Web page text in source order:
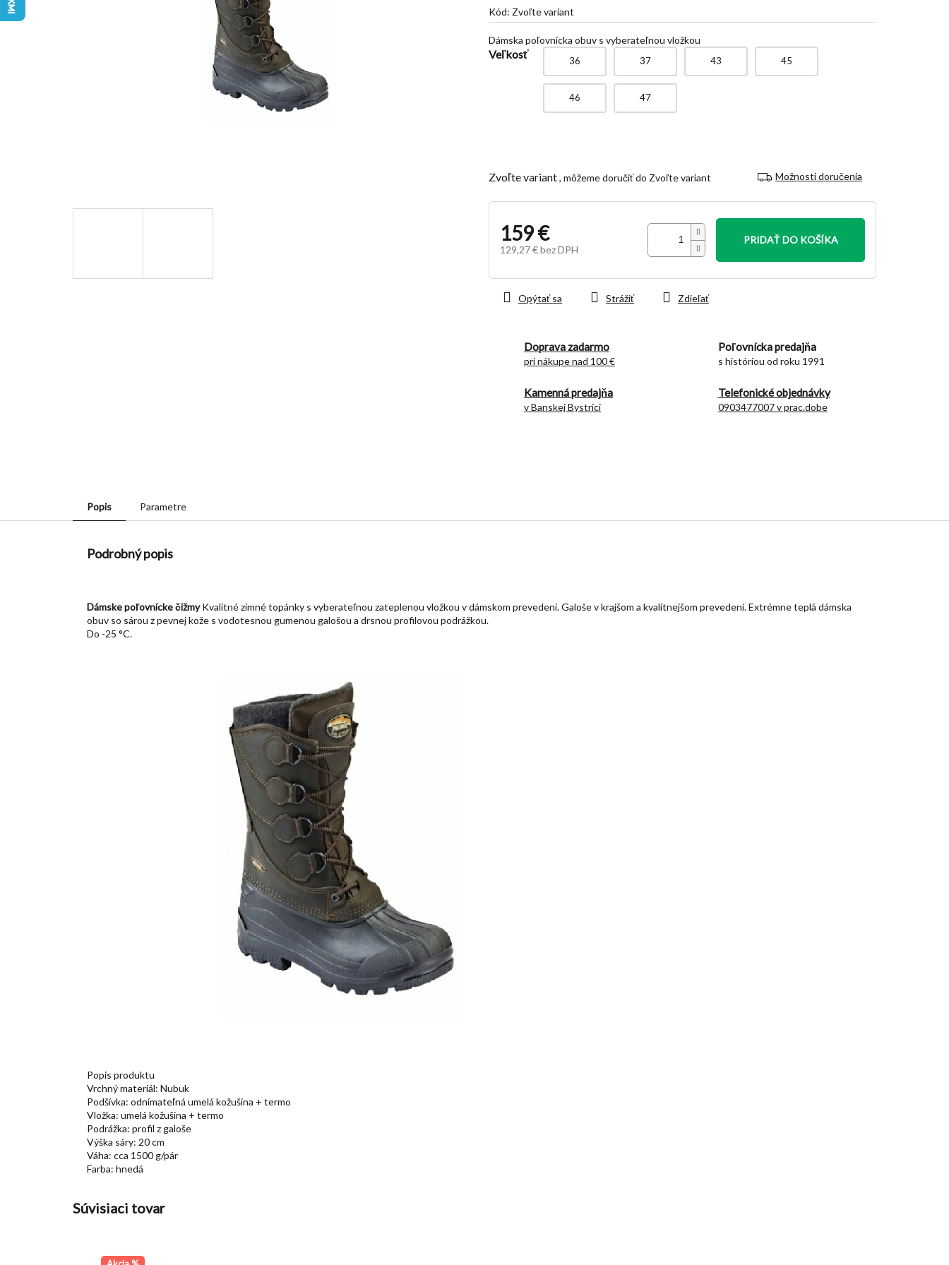
Kód: Zvoľte variant
Veľkosť
36 37 43 45
46 47
Zvoľte variant Zvoľte variant Možnosti doručenia
159 €
129,27 € bez DPH
cena:
PRIDAŤ DO KOŠÍKA
Doprava zadarmo
pri nákupe nad 100 €
Poľovnícka predajňa
s históriou od roku 1991
Kamenná predajňa
v Banskej Bystrici
Telefonické objednávky
0903477007 v prac.dobe
Dámska poľovnícka obuv s vyberateľnou vložkou
Opýtať sa Strážiť Zdieľať
5,0
5
hviezdičiek.
Popis Parametre
Podrobný popis
Dámske poľovnícke čižmyKvalitné zimné topánky s vyberateľnou zateplenou vložkou v dámskom prevedení. Galoše v krajšom a kvalitnejšom prevedení. Extrémne teplá dámska
obuv so sárou z pevnej kože s vodotesnou gumenou galošou a drsnou profilovou podrážkou.
Do -25 °C.
Popis produktu
Vrchný materiál: Nubuk
Podšívka: odnímateľná umelá kožušina + termo
Vložka: umelá kožušina + termo
Podrážka: profil z galoše
Výška sáry: 20 cm
Váha: cca 1500 g/pár
Farba: hnedá
Súvisiaci tovar